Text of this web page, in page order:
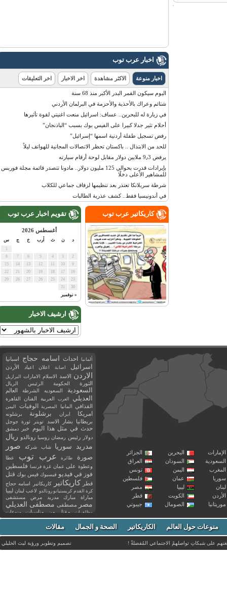
اخبار عرب توب
اخبار منوعة الاكثر مشاهدة اخر الاخبار اخر التعليقات
اليوم سيكون القمر البدر الأكبر منذ 68 سنة
شتائم وعراك بالأحذية والأحزمة في البرلمان الأردني
في زيارة له للبحرين.. عساف: اسرائيل منعت اغنيتي لقوة تأثيرها
أحلام تثير جدلا كبيرا على الفيس بوك بسبب “الباذنجان”
رفض تسجيل طفلة أردنية اسمها “إسرائيل”
للحد من الابتذال .. باكستان تحظر الاتصالات المجانية للهواتف ليلاً
يرفض 9٫3 ملايين دولار مقابل لوحة أرقام سيارته
بإيرادات قدرت بحوالي 125 مليون دولار.. مادونا تتصدر قائمة مجلة فوربس
للمشاهير الأعلى دخلًا
شرطة سريلانكا تعتذر بعد تنظيمها لزفاف جماعي للكلاب
في أندونيسيا فقط.. كشف عذرية الطالبات
تقويم اخبار عرب توب
أغسطس 2026
أرب س
« نوفمبر
ارشيف الاخبار
كاريكاتير عرب توب
البحرين
الجزائر
السودان
العراق
اليمن
تونس
عمان
فلسطين
ليبيا
مصر
الكويت
قطر
الصومال جيبوتي
ألمانيا احداث اسامه حجاج اسبانيا
اسرائيل اصابة اعلان اعياد الأردن
الاردن الاسد الاسلام الامارات البرازيل
الثورة الحكومة الرئيس الريال
السعودية السعوديه الشرطة العالم
العديلي العرب العربية الفنان القاهرة
القذافي المانيا المصرية الوفيات اليمن
امريكا ايران برشلونة برشلونه
بريطانيا بشار الاسد تويتر ثورة جوجل
حدث في مثل هذا اليوم خبر دمشق
دولار رئيس رمضان روسيا رونالدو ريال
مدريد
سوريا شاب شركة صور
صورة طائرة عرب توب
عطا
وعطوة على عمان غزة فرنسا فلسطين
فوز في فيديو فيسبوك فيس بوك قتل
قطر كاريكاتير كاريكاتير اسامه حجاج
كرة القدم كريستيانو رونالدو لاعب لبنان ليبيا
مباراة مبارك مدريد مرض مستشفى
مصر مصطفى مصطفى العديلي
مظاهرات مقتل من مناسبات
منوعات
مواليد
موت ميسي ميلان نادي نشر
وفاة وفيات يوتيوب منوعات حول العالم الكاريكاتير الصحة و الجمال مقالات
على شبكاتِ تواصلهمْ الاجتماعي المُفضلةْ ! تصميم وتطوير ورؤيةليث الخليلي